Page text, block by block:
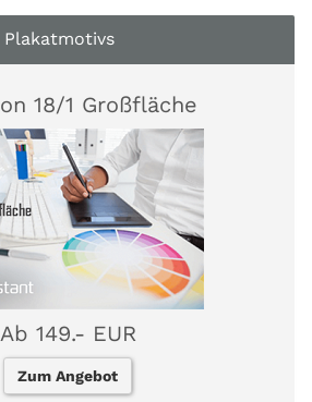
18/1 Großfläche
Ab 149.- EUR
Zum Angebot